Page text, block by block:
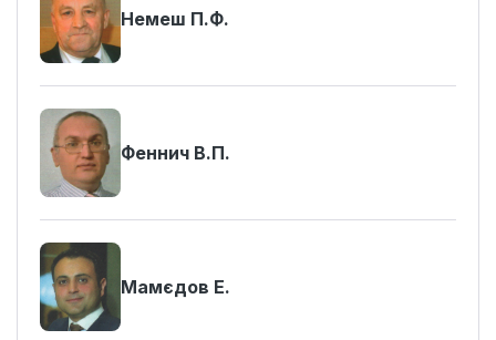
Немеш П.Ф.
Феннич В.П.
Мамєдов Е.